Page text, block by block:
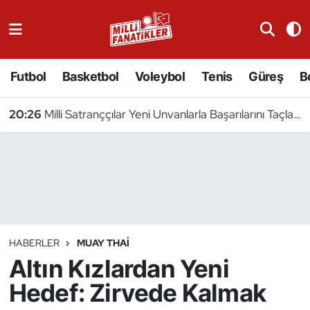
Futbol Basketbol Voleybol Tenis Güreş
20:26 Milli Satranççılar Yeni Unvanlarla Başarılarını Taçlandırdı
HABERLER MUAY THAI
Altın Kızlardan Yeni
Hedef: Zirvede Kalmak
Badminton
Binicilik
Bisiklet